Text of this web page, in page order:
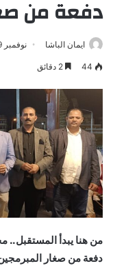
دفعة من
ايمان الباشا نوفمبر 9, 2025
44
من هنا يبدأ
دفعة من صغار